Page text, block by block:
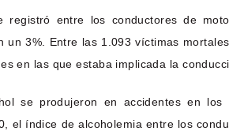
entre los conductores de
3%. Entre las 1.093 víctimas
en las que estaba implicada la
se produjeron en accidentes en
índice de alcoholemia entre los